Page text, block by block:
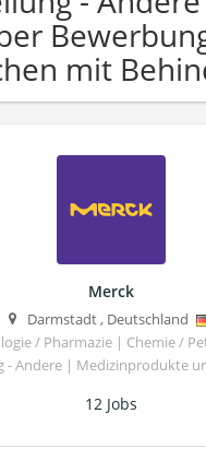
mit
Merck
Darmstadt, Deutschland
/ Pharmazie | Chemie /
- Andere | Medizinprodukte
12 Jobs